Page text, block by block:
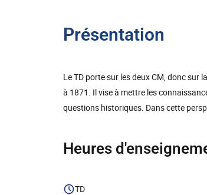
Présentation
Le TD porte sur les deux CM, donc sur
à 1871. Il vise à mettre les
questions historiques. Dans cette
Heures
TD